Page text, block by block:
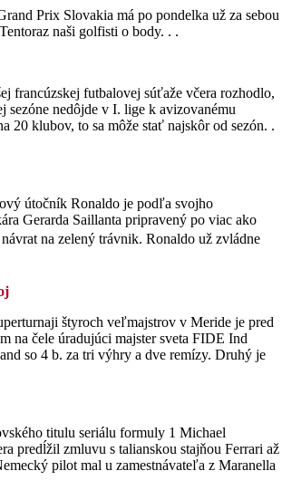
Prix Slovakia má po pondelka už za sebou
naši golfisti o body. . .
francúzskej futbalovej súťaže včera rozhodlo,
sezóne nedôjde v I. lige k avizovanému
20 klubov, to sa môže stať najskôr od sezón. .
útočník Ronaldo je podľa svojho
Gerarda Saillanta pripravený po viac ako
na zelený trávnik. Ronaldo už zvládne
štyroch veľmajstrov v Meride je pred
na čele úradujúci majster sveta FIDE Ind
so 4 b. za tri výhry a dve remízy. Druhý je
titulu seriálu formuly 1 Michael
predĺžil zmluvu s talianskou stajňou Ferrari až
pilot mal u zamestnávateľa z Maranella